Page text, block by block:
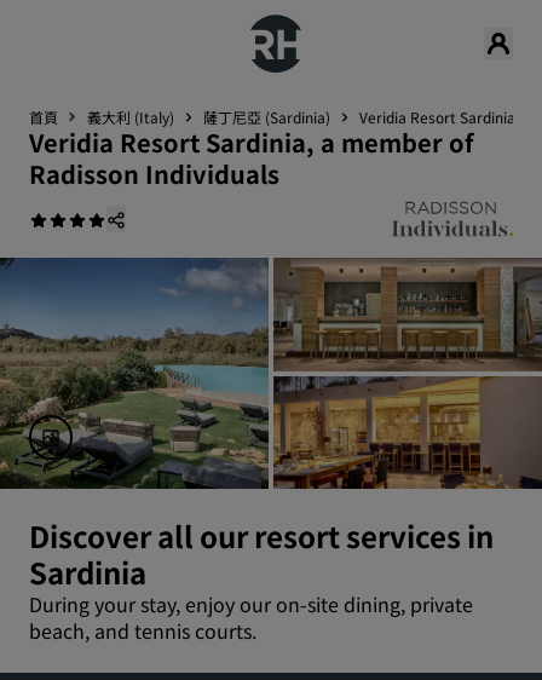
首頁 義大利 (Italy) 薩丁尼亞 (Sardinia) Veridia Resort Sardinia, a
Veridia Resort Sardinia, a member of
Radisson Individuals
Discover all our resort services in
Sardinia
During your stay, enjoy our on-site dining, private
beach, and tennis courts.